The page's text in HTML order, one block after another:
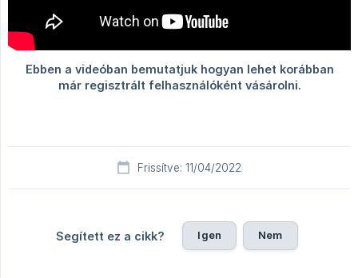
Frissítve: 11/04/2022
Segített ez a cikk? Igen Nem